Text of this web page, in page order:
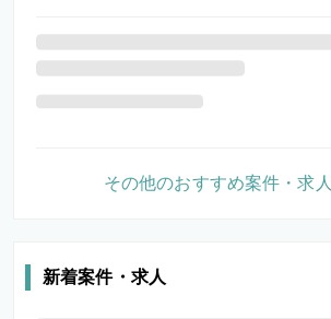
その他のおすすめ案件・求
新着案件・求人